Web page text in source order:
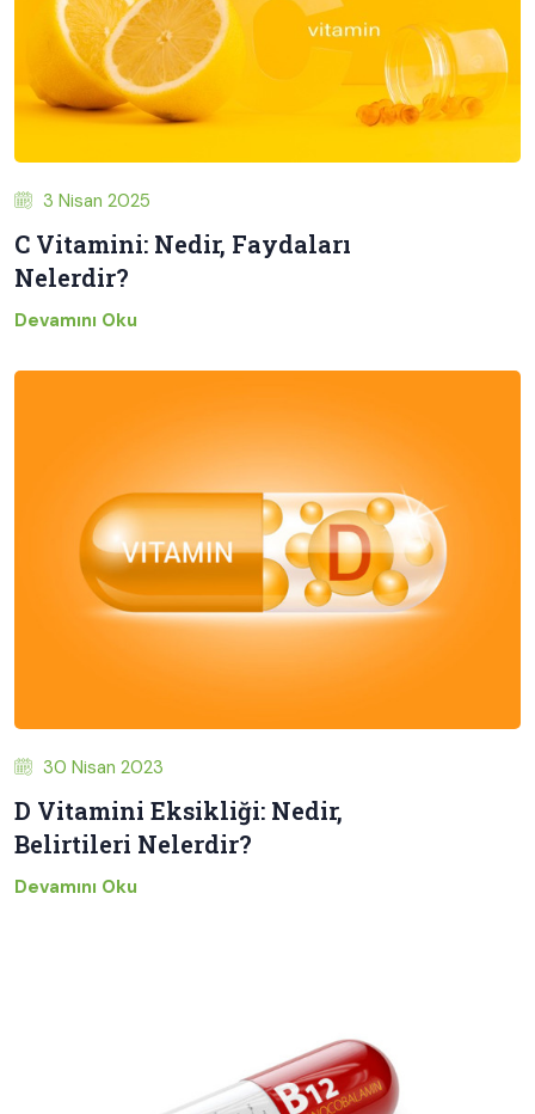
3 Nisan 2025
C Vitamini: Nedir, Faydaları
Nelerdir?
Devamını Oku
30 Nisan 2023
D Vitamini Eksikliği: Nedir,
Belirtileri Nelerdir?
Devamını Oku